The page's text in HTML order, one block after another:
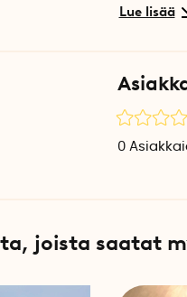
Leveys:
0
joista saatat